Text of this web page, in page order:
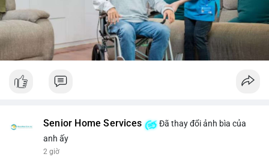
Senior Home Services
Đã thay đổi ảnh bìa của
anh ấy
2 giờ